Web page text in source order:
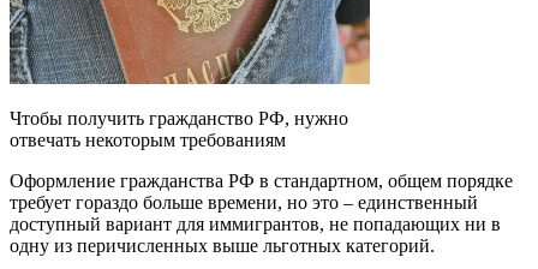
Чтобы получить гражданство РФ, нужно
отвечать некоторым требованиям
Оформление гражданства РФ в стандартном, общем порядке
требует гораздо больше времени, но это – единственный
доступный вариант для иммигрантов, не попадающих ни в
одну из перичисленных выше льготных категорий.